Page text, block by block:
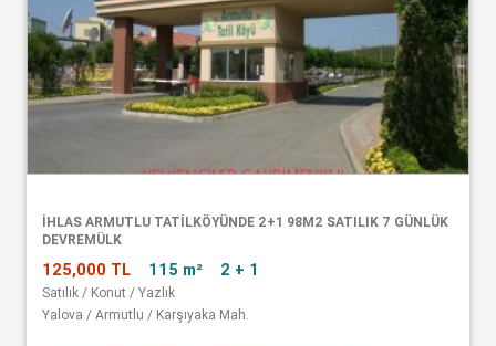
İHLAS ARMUTLU TATİLKÖYÜNDE 2+1 98M2 SATILIK 7 GÜNLÜK
DEVREMÜLK
125,000 TL 115 m² 2 + 1
Satılık / Konut / Yazlık
Yalova / Armutlu / Karşıyaka Mah.